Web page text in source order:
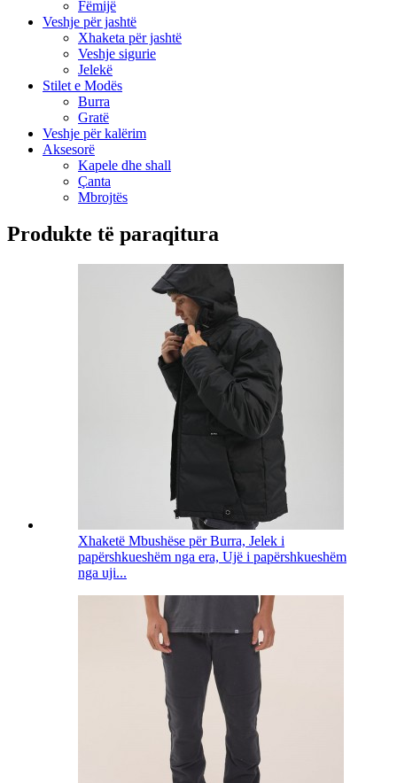
Fëmijë
Veshje për jashtë
Xhaketa për jashtë
Veshje sigurie
Jelekë
Stilet e Modës
Burra
Gratë
Veshje për kalërim
Aksesorë
Kapele dhe shall
Çanta
Mbrojtës
Produkte të paraqitura
Xhaketë Mbushëse për Burra, Jelek i
papërshkueshëm nga era, Ujë i papërshkueshëm
nga uji...